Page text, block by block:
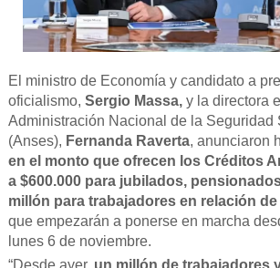
El ministro de Economía y candidato a
oficialismo, Sergio Massa, y la directora
Administración Nacional de la Seguridad
(Anses), Fernanda Raverta, anunciaron
en el monto que ofrecen los Créditos
a $600.000 para jubilados,
millón para trabajadores en relación
que empezarán a ponerse en marcha
lunes 6 de noviembre.
“Desde ayer, un millón de trabajadores